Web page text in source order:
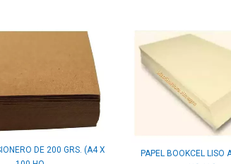
DE 200 GRS. (A4 X
PAPEL BOOKCEL LISO